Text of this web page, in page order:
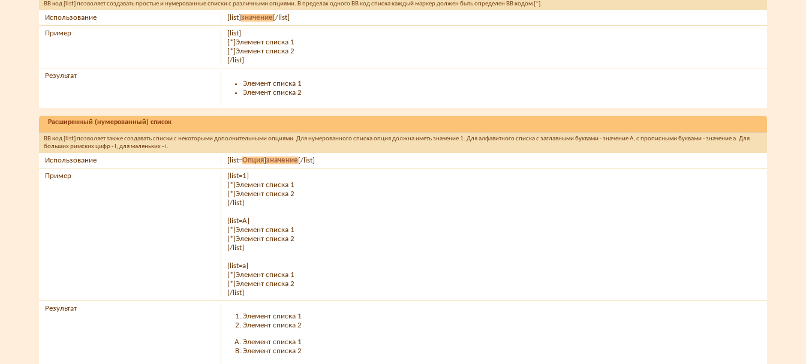
BB код [list] позволяет создавать простые и нумерованные списки с различными опциями. В пределах одного BB код списка каждый маркер должен быть определен BB кодом [*].
[list]значение [/list]
Использование
[list]
[*]Элемент списка 1
[*]Элемент списка 2
[/list]
Пример
Элемент списка 1
Элемент списка 2
Результат
Расширенный (нумерованный) список
BB код [list] позволяет также создавать списки с некоторыми дополнительными опциями. Для нумерованного списка опция должна иметь значение 1. Для алфавитного списка с заглавными буквами - значение A, с прописными буквами - значение а. Для
больших римских цифр - I, для маленьких - i.
[list=Опция]значение [/list]
Использование
[list=1]
[*]Элемент списка 1
[*]Элемент списка 2
[/list]
[list=A]
[*]Элемент списка 1
[*]Элемент списка 2
[/list]
[list=a]
[*]Элемент списка 1
[*]Элемент списка 2
[/list]
Пример
Элемент списка 1
Элемент списка 2
Элемент списка 1
Элемент списка 2
Результат